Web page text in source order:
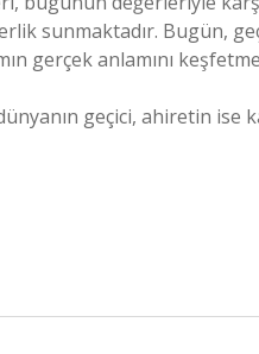
sunmaktadır. Bugün,
gerçek anlamını
geçici, ahiretin ise